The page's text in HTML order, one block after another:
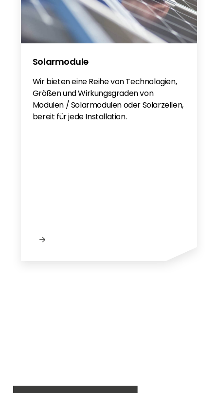
Solarmodule
Wir bieten eine Reihe von Technologien,
Größen und Wirkungsgraden von
Modulen / Solarmodulen oder Solarzellen,
bereit für jede Installation.